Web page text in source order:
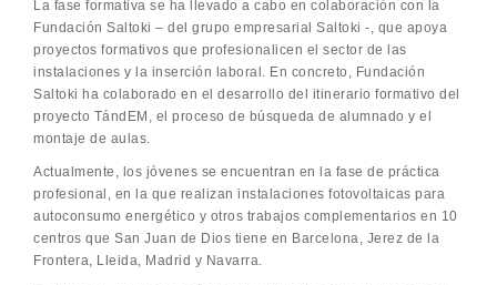
La fase formativa se ha llevado a cabo en colaboración con la
Fundación Saltoki – del grupo empresarial Saltoki -, que apoya
proyectos formativos que profesionalicen el sector de las
instalaciones y la inserción laboral. En concreto, Fundación
Saltoki ha colaborado en el desarrollo del itinerario formativo del
proyecto TándEM, el proceso de búsqueda de alumnado y el
montaje de aulas.
Actualmente, los jóvenes se encuentran en la fase de práctica
profesional, en la que realizan instalaciones fotovoltaicas para
autoconsumo energético y otros trabajos complementarios en 10
centros que San Juan de Dios tiene en Barcelona, Jerez de la
Frontera, Lleida, Madrid y Navarra.